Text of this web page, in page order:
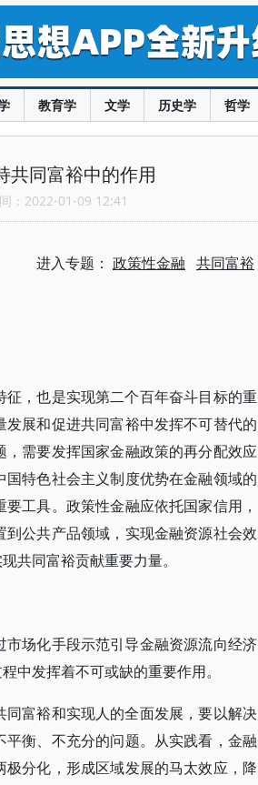
教育学 文学 历史学 哲学
共同富裕中的作用
：2022-01-09 12:41
进入专题： 政策性金融 共同富裕
，也是实现第二个百年奋斗目标的重
展和促进共同富裕中发挥不可替代的
需要发挥国家金融政策的再分配效应
特色社会主义制度优势在金融领域的
工具。政策性金融应依托国家信用，
公共产品领域，实现金融资源社会效
共同富裕贡献重要力量。
场化手段示范引导金融资源流向经济
中发挥着不可或缺的重要作用。
富裕和实现人的全面发展，要以解决
衡、不充分的问题。从实践看，金融
分化，形成区域发展的马太效应，降